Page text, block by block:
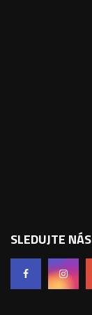
SLEDUJTE NÁS